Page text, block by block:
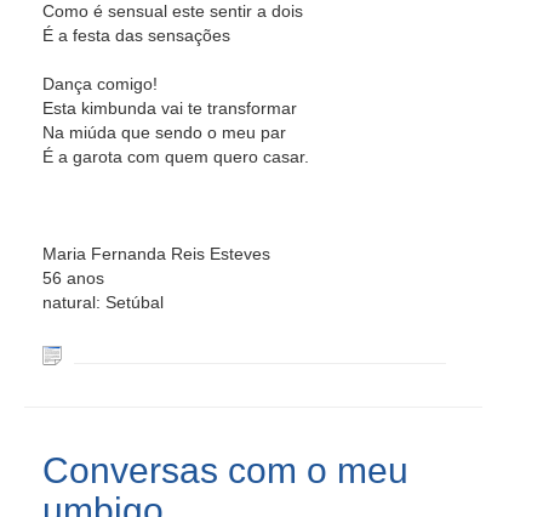
Como é sensual este sentir a dois
É a festa das sensações
Dança comigo!
Esta kimbunda vai te transformar
Na miúda que sendo o meu par
É a garota com quem quero casar.
Maria Fernanda Reis Esteves
56 anos
natural: Setúbal
Conversas com o meu